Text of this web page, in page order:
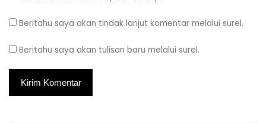
Beritahu saya akan tindak lanjut komentar melalui surel.
Beritahu saya akan tulisan baru melalui surel.